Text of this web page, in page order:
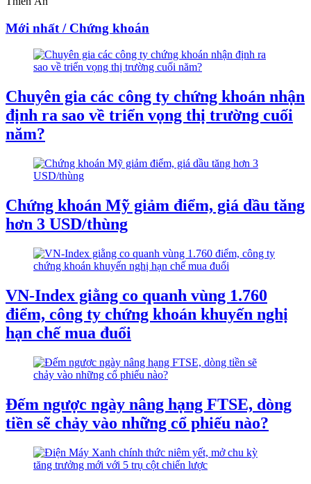
Mới nhất / Chứng khoán
Chuyên gia các công ty chứng khoán nhận
định ra sao về triển vọng thị trường cuối
năm?
Chứng khoán Mỹ giảm điểm, giá dầu tăng
hơn 3 USD/thùng
VN-Index giằng co quanh vùng 1.760
điểm, công ty chứng khoán khuyến nghị
hạn chế mua đuổi
Đếm ngược ngày nâng hạng FTSE, dòng
tiền sẽ chảy vào những cổ phiếu nào?